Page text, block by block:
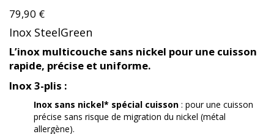
79,90 €
Inox SteelGreen
L’inox multicouche sans nickel pour une cuisson
rapide, précise et uniforme.
Inox 3-plis :
Inox sans nickel* spécial cuisson : pour une cuisson
précise sans risque de migration du nickel (métal
allergène).